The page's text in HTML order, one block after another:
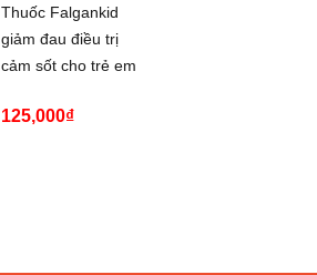
Thuốc Falgankid
giảm đau điều trị
cảm sốt cho trẻ em
125,000₫